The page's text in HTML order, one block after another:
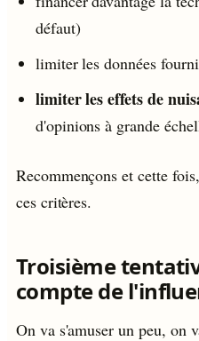
défaut)
limiter les données
limiter les effets de
d'opinions à grande
Recommençons et cette
ces critères.
Troisième
compte de
On va s'amuser un peu, on